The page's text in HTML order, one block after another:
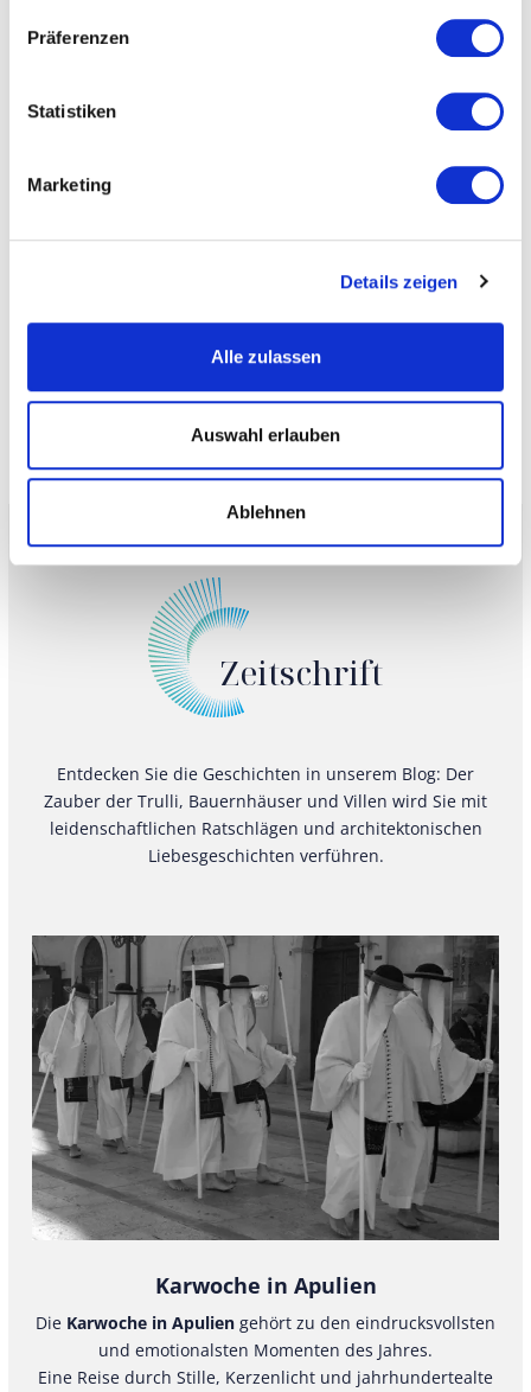
Präferenzen
Statistiken
Marketing
Details zeigen
Alle zulassen
Auswahl erlauben
Ablehnen
STORNIERUNGSBEDINGUNGEN
KAUTION UND REISEVERSICHERUNG
HAUSREGELN
ZUSÄTZLICHE INFORMATION
Share villa
Zeitschrift
Entdecken Sie die Geschichten in unserem Blog: Der
Zauber der Trulli, Bauernhäuser und Villen wird Sie mit
leidenschaftlichen Ratschlägen und architektonischen
Liebesgeschichten verführen.
Karwoche in Apulien
Die Karwoche in Apulien gehört zu den eindrucksvollsten
und emotionalsten Momenten des Jahres.
Eine Reise durch Stille, Kerzenlicht und jahrhundertealte